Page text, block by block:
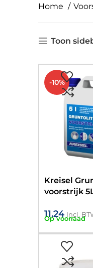
Home
Toon
-10%
Kreisel
voorstrijk
11.24 Incl.
Op voorraad